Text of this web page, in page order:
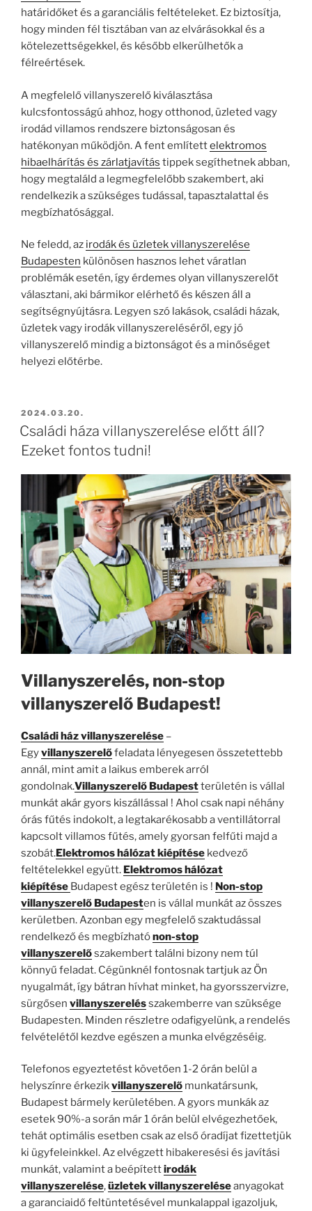
határidőket és a garanciális feltételeket. Ez biztosítja,
hogy minden fél tisztában van az elvárásokkal és a
kötelezettségekkel, és később elkerülhetők a
félreértések.
A megfelelő villanyszerelő kiválasztása
kulcsfontosságú ahhoz, hogy otthonod, üzleted vagy
irodád villamos rendszere biztonságosan és
hatékonyan működjön. A fent említettelektromos
hibaelhárítás és zárlatjavítás tippek segíthetnek abban,
hogy megtaláld a legmegfelelőbb szakembert, aki
rendelkezik a szükséges tudással, tapasztalattal és
megbízhatósággal.
Ne feledd, az irodák és üzletek villanyszerelése
Budapesten különösen hasznos lehet váratlan
problémák esetén, így érdemes olyan villanyszerelőt
választani, aki bármikor elérhető és készen áll a
segítségnyújtásra. Legyen szó lakások, családi házak,
üzletek vagy irodák villanyszereléséről, egy jó
villanyszerelő mindig a biztonságot és a minőséget
helyezi előtérbe.
BEKÜLDVE:
2024.03.20.
Családi háza villanyszerelése előtt áll?
Ezeket fontos tudni!
Villanyszerelés, non-stop
villanyszerelő Budapest!
Családi ház villanyszerelése –
Egyvillanyszerelőfeladata lényegesen összetettebb
annál, mint amit a laikus emberek arról
gondolnak.Villanyszerelő Budapestterületén is vállal
munkát akár gyors kiszállással ! Ahol csak napi néhány
órás fűtés indokolt, a legtakarékosabb a ventillátorral
kapcsolt villamos fűtés, amely gyorsan felfűti majd a
szobát.Elektromos hálózat kiépítése kedvező
feltételekkel együtt. Elektromos hálózat
kiépítése Budapest egész területén is ! Non-stop
villanyszerelő Budapesten is vállal munkát az összes
kerületben. Azonban egy megfelelő szaktudással
rendelkező és megbízhatónon-stop
villanyszerelőszakembert találni bizony nem túl
könnyű feladat. Cégünknél fontosnak tartjuk az Ön
nyugalmát, így bátran hívhat minket, ha gyorsszervizre,
sürgősen villanyszerelésszakemberre van szüksége
Budapesten. Minden részletre odafigyelünk, a rendelés
felvételétől kezdve egészen a munka elvégzéséig.
Telefonos egyeztetést követően 1-2 órán belül a
helyszínre érkezikvillanyszerelő munkatársunk,
Budapest bármely kerületében. A gyors munkák az
esetek 90%-a során már 1 órán belül elvégezhetőek,
tehát optimális esetben csak az első óradíjat fizettetjük
ki ügyfeleinkkel. Az elvégzett hibakeresési és javítási
munkát, valamint a beépítettirodák
villanyszerelése,üzletek villanyszereléseanyagokat
a garanciaidő feltüntetésével munkalappal igazoljuk,